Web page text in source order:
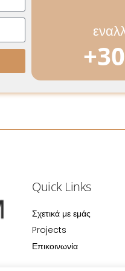
Quick Links
Σχετικά με εμάς
Projects
Επικοινωνία